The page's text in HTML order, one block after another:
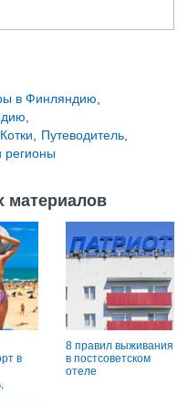
в Финляндию
Путеводитель
регионы
материалов
в
8 правил выживания
в постсоветском
отеле